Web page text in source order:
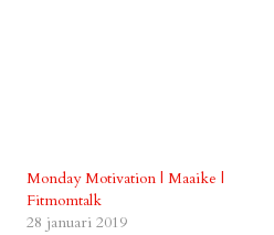
Monday Motivation | Maaike |
Fitmomtalk
28 januari 2019